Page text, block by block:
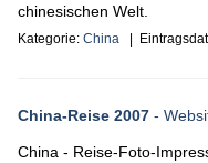
chinesischen Welt.
Kategorie: China |
China-Reise 2007 -
China - Reise-Foto-